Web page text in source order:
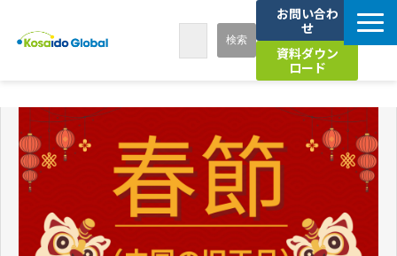
お問い合わ
せ
資料ダウン
ロード
7つの強み
サービス